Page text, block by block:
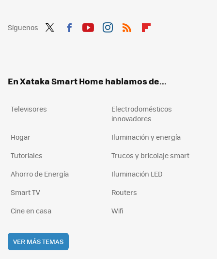
Síguenos
En Xataka Smart Home hablamos de...
Televisores
Electrodomésticos
innovadores
Hogar
Iluminación y energía
Tutoriales
Trucos y bricolaje smart
Ahorro de Energía
Iluminación LED
Smart TV
Routers
Cine en casa
Wifi
VER MÁS TEMAS